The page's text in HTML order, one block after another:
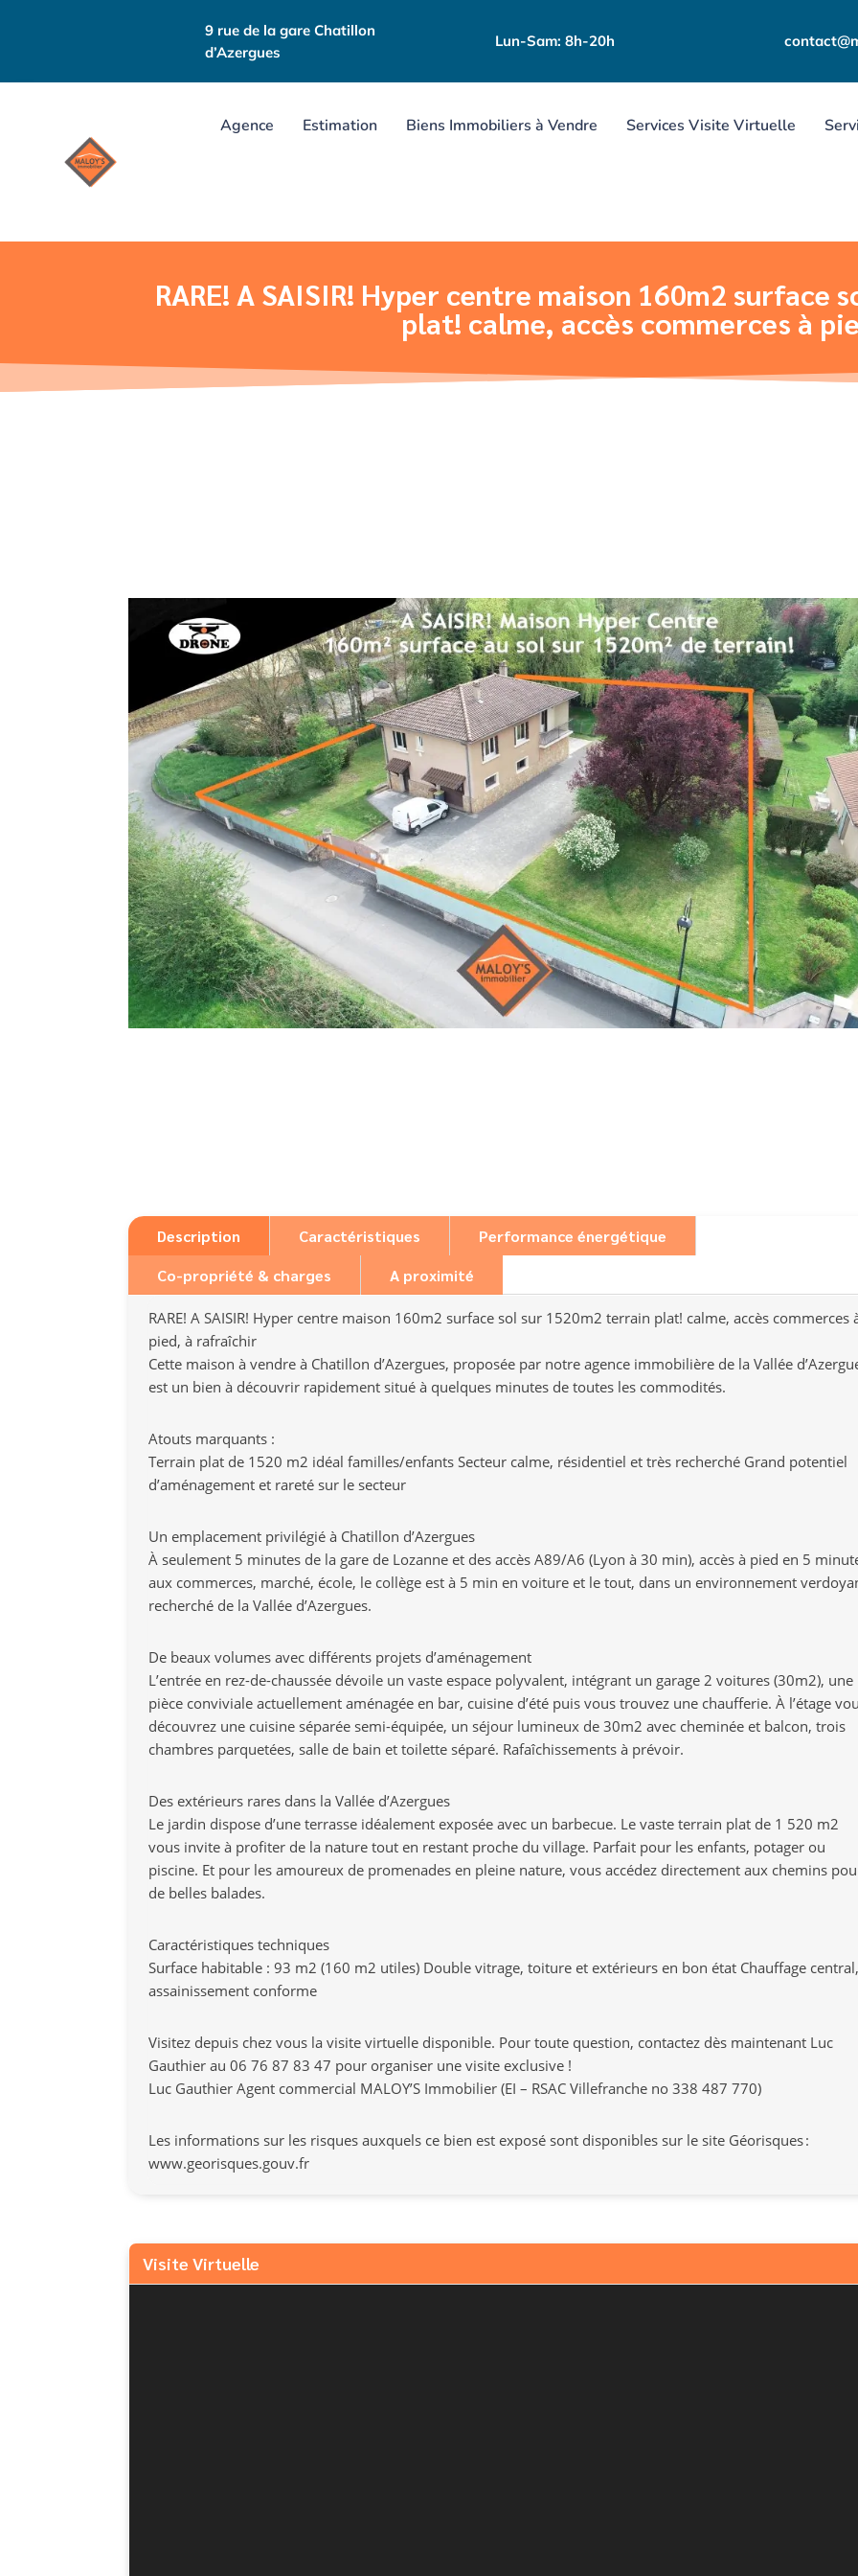
9 rue de la gare Chatillon
d’Azergues
Lun-Sam: 8h-20h
Agence Estimation Biens Immobiliers à Vendre Services Visite Virtuelle
RARE! A SAISIR! Hyper centre maison 160m2 surface
plat! calme, accès commerces à
Description Caractéristiques
Performance énergétique
Co-propriété & charges
A proximité
RARE! A SAISIR! Hyper centre maison 160m2 surface sol sur 1520m2 terrain plat! calme, accès commerces
pied, à rafraîchir
Cette maison à vendre à Chatillon d’Azergues, proposée par notre agence immobilière de la Vallée
est un bien à découvrir rapidement situé à quelques minutes de toutes les commodités.
Atouts marquants :
Terrain plat de 1520 m2 idéal familles/enfants Secteur calme, résidentiel et très recherché Grand potentiel
d’aménagement et rareté sur le secteur
Un emplacement privilégié à Chatillon d’Azergues
À seulement 5 minutes de la gare de Lozanne et des accès A89/A6 (Lyon à 30 min), accès à pied en 5
aux commerces, marché, école, le collège est à 5 min en voiture et le tout, dans un environnement
recherché de la Vallée d’Azergues.
De beaux volumes avec différents projets d’aménagement
L’entrée en rez-de-chaussée dévoile un vaste espace polyvalent, intégrant un garage 2 voitures (30m2), une
pièce conviviale actuellement aménagée en bar, cuisine d’été puis vous trouvez une chaufferie. À l’étage
découvrez une cuisine séparée semi-équipée, un séjour lumineux de 30m2 avec cheminée et balcon, trois
chambres parquetées, salle de bain et toilette séparé. Rafaîchissements à prévoir.
Des extérieurs rares dans la Vallée d’Azergues
Le jardin dispose d’une terrasse idéalement exposée avec un barbecue. Le vaste terrain plat de 1 520 m2
vous invite à profiter de la nature tout en restant proche du village. Parfait pour les enfants, potager ou
piscine. Et pour les amoureux de promenades en pleine nature, vous accédez directement aux chemins
de belles balades.
Caractéristiques techniques
Surface habitable : 93 m2 (160 m2 utiles) Double vitrage, toiture et extérieurs en bon état Chauffage central,
assainissement conforme
Visitez depuis chez vous la visite virtuelle disponible. Pour toute question, contactez dès maintenant Luc
Gauthier au 06 76 87 83 47 pour organiser une visite exclusive !
Luc Gauthier Agent commercial MALOY’S Immobilier (EI – RSAC Villefranche no 338 487 770)
Les informations sur les risques auxquels ce bien est exposé sont disponibles sur le site Géorisques :
www.georisques.gouv.fr
Visite Virtuelle